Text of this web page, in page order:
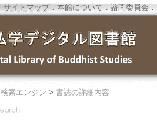
サイトマップ．本館について ． 諮問委員会 ．
検索エンジン > 書誌の詳細内容